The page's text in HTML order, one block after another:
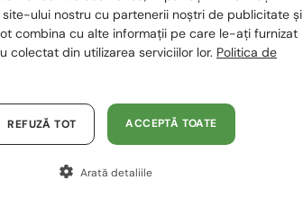
2-4 ZILE
/ PL
/ HU
Austria / AT
ului nostru cu partenerii noștri de publicitate și
combina cu alte informații pe care le-ați furnizat
colectat din utilizarea serviciilor lor. Politica de
ACCEPTĂ TOATE
REFUZĂ TOT
Arată detaliile